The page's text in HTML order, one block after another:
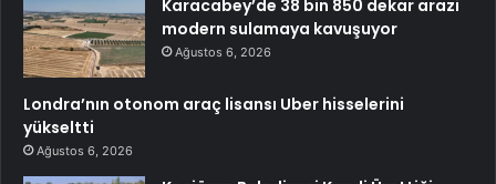
Karacabey’de 38 bin 850 dekar arazi
modern sulamaya kavuşuyor
Ağustos 6, 2026
Londra’nın otonom araç lisansı Uber hisselerini
yükseltti
Ağustos 6, 2026